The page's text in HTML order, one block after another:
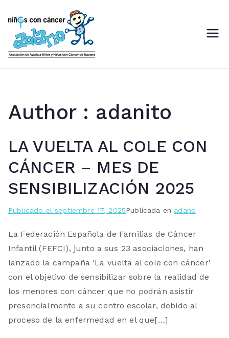
contenido
Asociación de Ayuda a Niños
Author : adanito
LA VUELTA AL COLE CON
CÁNCER – MES DE
SENSIBILIZACIÓN 2025
Publicado elseptiembre 17, 2025Publicada en adano
La Federación Española de Familias de Cáncer
Infantil (FEFCI), junto a sus 23 asociaciones, han
lanzado la campaña ‘La vuelta al cole con cáncer’
con el objetivo de sensibilizar sobre la realidad de
los menores con cáncer que no podrán asistir
presencialmente a su centro escolar, debido al
proceso de la enfermedad en el que[…]